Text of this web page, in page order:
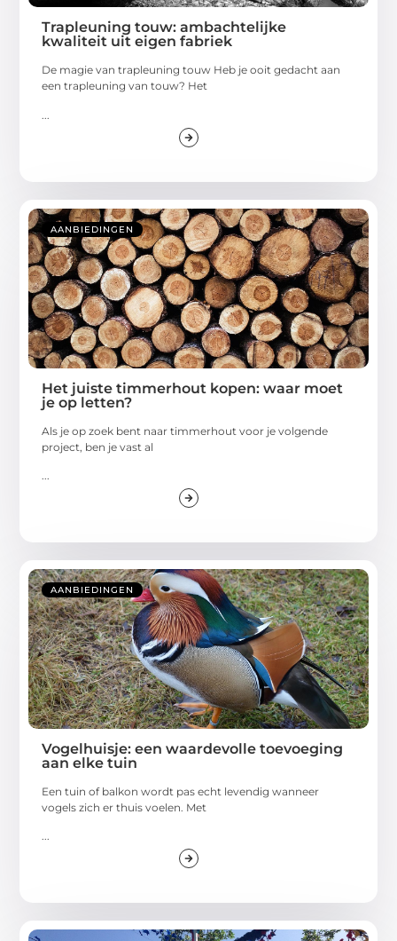
Trapleuning touw: ambachtelijke
kwaliteit uit eigen fabriek
De magie van trapleuning touw Heb je ooit gedacht aan
een trapleuning van touw? Het
AANBIEDINGEN
Het juiste timmerhout kopen: waar moet
je op letten?
Als je op zoek bent naar timmerhout voor je volgende
project, ben je vast al
...
AANBIEDINGEN
Vogelhuisje: een waardevolle toevoeging
aan elke tuin
Een tuin of balkon wordt pas echt levendig wanneer
vogels zich er thuis voelen. Met
...